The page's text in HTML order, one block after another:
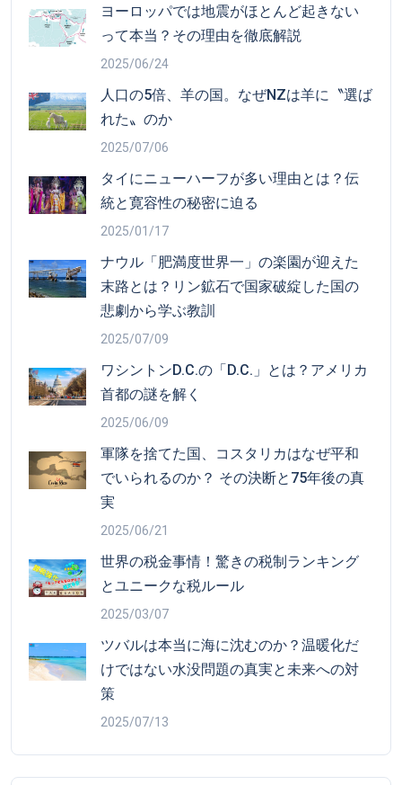
ヨーロッパでは地震がほとんど起きない
って本当？その理由を徹底解説
2025/06/24
人口の5倍、羊の国。なぜNZは羊に〝選ば
れた〟のか
2025/07/06
タイにニューハーフが多い理由とは？伝
統と寛容性の秘密に迫る
2025/01/17
ナウル「肥満度世界一」の楽園が迎えた
末路とは？リン鉱石で国家破綻した国の
悲劇から学ぶ教訓
2025/07/09
ワシントンD.C.の「D.C.」とは？アメリカ
首都の謎を解く
2025/06/09
軍隊を捨てた国、コスタリカはなぜ平和
でいられるのか？ その決断と75年後の真
実
2025/06/21
世界の税金事情！驚きの税制ランキング
とユニークな税ルール
2025/03/07
ツバルは本当に海に沈むのか？温暖化だ
けではない水没問題の真実と未来への対
策
2025/07/13